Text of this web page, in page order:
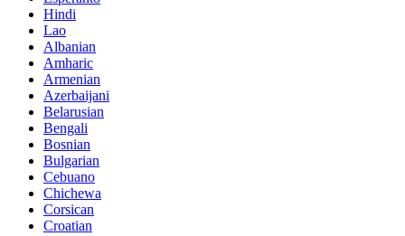
Hindi
Lao
Albanian
Amharic
Armenian
Azerbaijani
Belarusian
Bengali
Bosnian
Bulgarian
Cebuano
Chichewa
Corsican
Croatian